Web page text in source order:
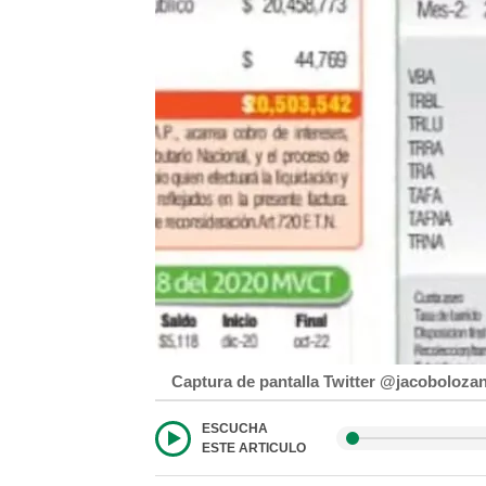
Captura de pantalla Twitter
ESCUCHA
ESTE ARTICULO